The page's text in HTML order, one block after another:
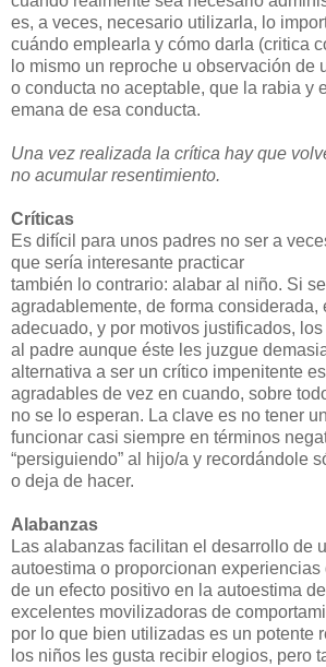
es, a veces, necesario utilizarla, lo
cuándo emplearla y cómo darla (critica
lo mismo un reproche u observación de
o conducta no aceptable, que la rabia y
emana de esa conducta.
Una vez realizada la crítica hay que
no acumular resentimiento.
Críticas
Es difícil para unos padres no ser a
que sería interesante practicar
también lo contrario: alabar al niño. Si
agradablemente, de forma considerada,
adecuado, y por motivos justificados,
al padre aunque éste les juzgue
alternativa a ser un crítico impenitente
agradables de vez en cuando, sobre
no se lo esperan. La clave es no tener
funcionar casi siempre en términos
“persiguiendo” al hijo/a y recordándole
o deja de hacer.
Alabanzas
Las alabanzas facilitan el desarrollo de
autoestima o proporcionan
de un efecto positivo en la autoestima
excelentes movilizadoras de
por lo que bien utilizadas es un potente
los niños les gusta recibir elogios, pero